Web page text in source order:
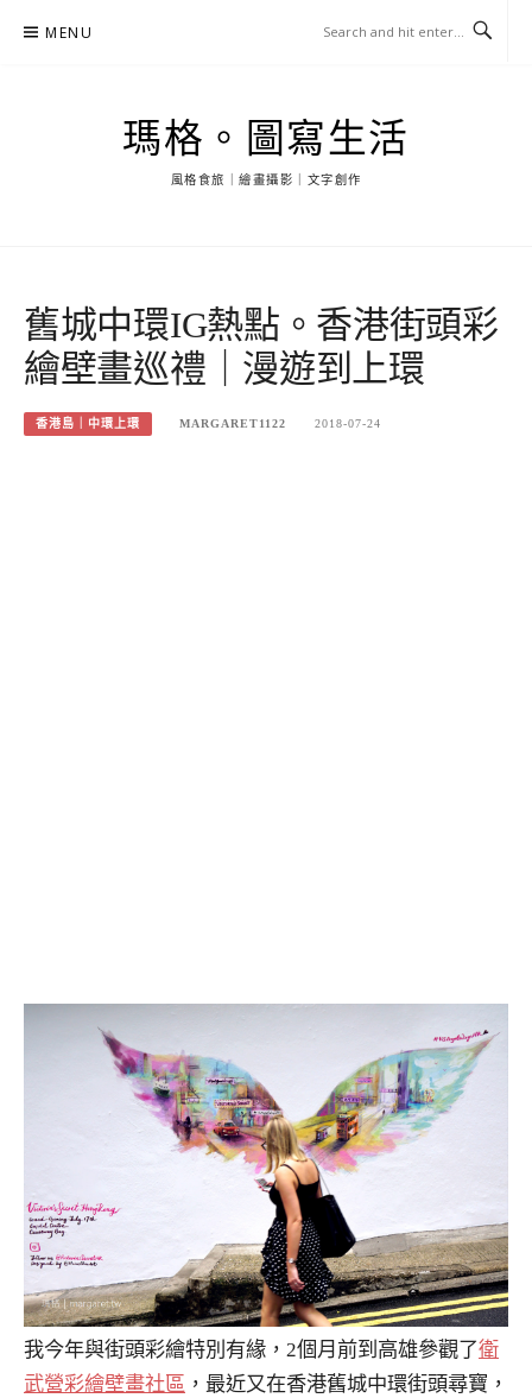
MENU
瑪格。圖寫生活
風格食旅｜繪畫攝影｜文字創作
舊城中環IG熱點。香港街頭彩
繪壁畫巡禮｜漫遊到上環
香港島｜中環上環 MARGARET1122 2018-07-24
我今年與街頭彩繪特別有緣，2個月前到高雄參觀了衛
武營彩繪壁畫社區 ，最近又在香港舊城中環街頭尋寶，